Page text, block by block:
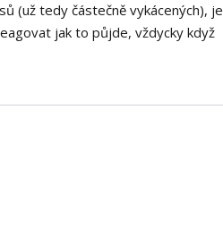
(už tedy částečně vykácených), je
jak to půjde, vždycky když